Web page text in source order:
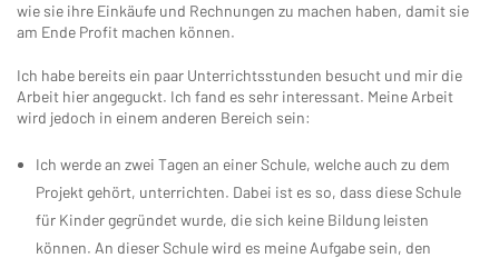
wie sie ihre Einkäufe und Rechnungen zu machen haben, damit sie
am Ende Profit machen können.
Ich habe bereits ein paar Unterrichtsstunden besucht und mir die
Arbeit hier angeguckt. Ich fand es sehr interessant. Meine Arbeit
wird jedoch in einem anderen Bereich sein:
Ich werde an zwei Tagen an einer Schule, welche auch zu dem
Projekt gehört, unterrichten. Dabei ist es so, dass diese Schule
für Kinder gegründet wurde, die sich keine Bildung leisten
können. An dieser Schule wird es meine Aufgabe sein, den